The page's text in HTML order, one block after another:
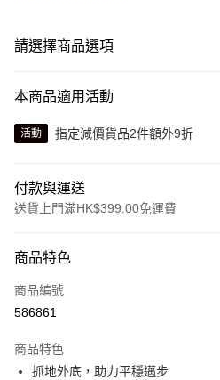
請選擇商品選項
本商品適用活動
活動 指定減價貨品2件額外9折
付款與運送
送貨上門滿HK$399.00免運費
信用卡
線上付款
Alipay, PayMe, WeChat Pay, UnionPay,
送貨方式
商品特色
商品編號
586861
商品特色
抓地外底，助力平穩邁步